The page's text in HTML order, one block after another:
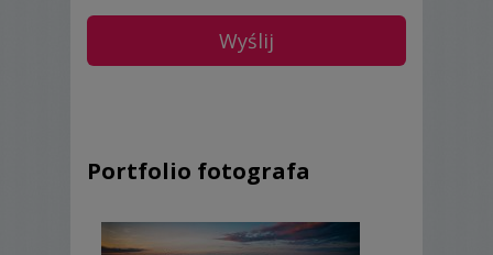
Portfolio fotografa